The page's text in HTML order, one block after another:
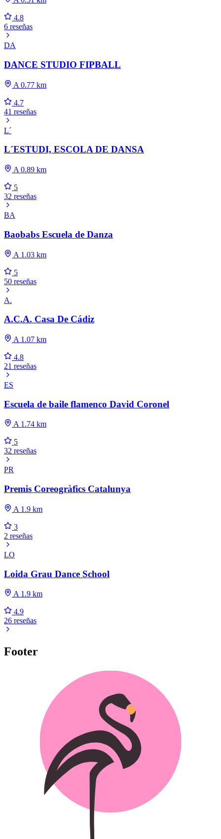
4.8
6 reseñas
DA
DANCE STUDIO FIPBALL
A 0.77 km
4.7
41 reseñas
L´
L´ESTUDI, ESCOLA DE DANSA
A 0.89 km
5
32 reseñas
BA
Baobabs Escuela de Danza
A 1.03 km
5
50 reseñas
A.
A.C.A. Casa De Cádiz
A 1.07 km
4.8
21 reseñas
ES
Escuela de baile flamenco David Coronel
A 1.74 km
5
32 reseñas
PR
Premis Coreogràfics Catalunya
A 1.9 km
3
2 reseñas
LO
Loida Grau Dance School
A 1.9 km
4.9
26 reseñas
Footer